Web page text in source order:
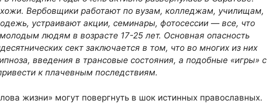
Вербовщики работают по вузам, колледжам, училищам,
устраивают акции, семинары, фотосессии — все, что
людям в возрасте 17-25 лет. Основная опасность
сект заключается в том, что во многих из них
введения в трансовые состояния, а подобные «игры» с
к плачевным последствиям.
жизни» могут повергнуть в шок истинных православных.